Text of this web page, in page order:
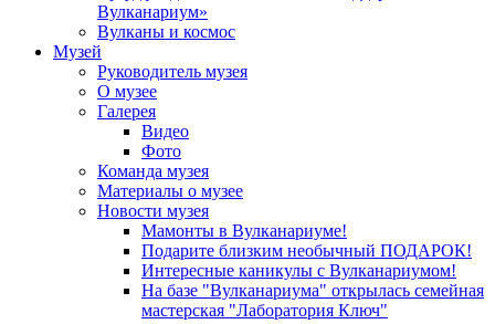
Вулканариум»
Вулканы и космос
Музей
Руководитель музея
О музее
Галерея
Видео
Фото
Команда музея
Материалы о музее
Новости музея
Мамонты в Вулканариуме!
Подарите близким необычный ПОДАРОК!
Интересные каникулы с Вулканариумом!
На базе "Вулканариума" открылась семейная
мастерская "Лаборатория Ключ"